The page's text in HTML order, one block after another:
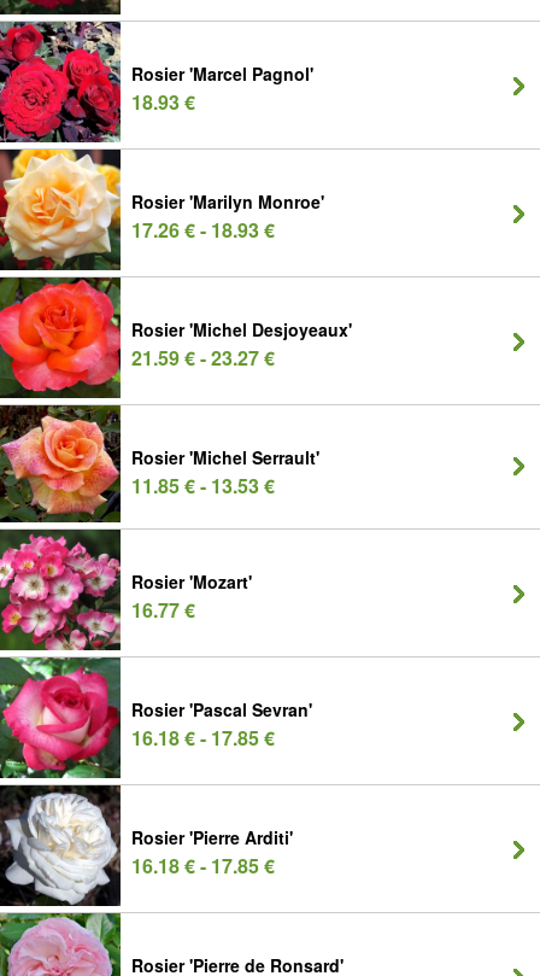
Rosier 'Marcel Pagnol'
18.93 €
Rosier 'Marilyn Monroe'
17.26 € - 18.93 €
Rosier 'Michel Desjoyeaux'
21.59 € - 23.27 €
Rosier 'Michel Serrault'
11.85 € - 13.53 €
Rosier 'Mozart'
16.77 €
Rosier 'Pascal Sevran'
16.18 € - 17.85 €
Rosier 'Pierre Arditi'
16.18 € - 17.85 €
Rosier 'Pierre de Ronsard'